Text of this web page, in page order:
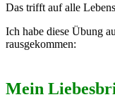
Das trifft auf alle
Ich habe diese Übung
rausgekommen:
Mein